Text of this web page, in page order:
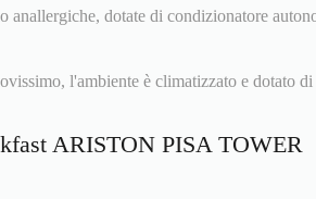
anallergiche, dotate di condizionatore
l'ambiente è climatizzato e dotato
ARISTON PISA TOWER